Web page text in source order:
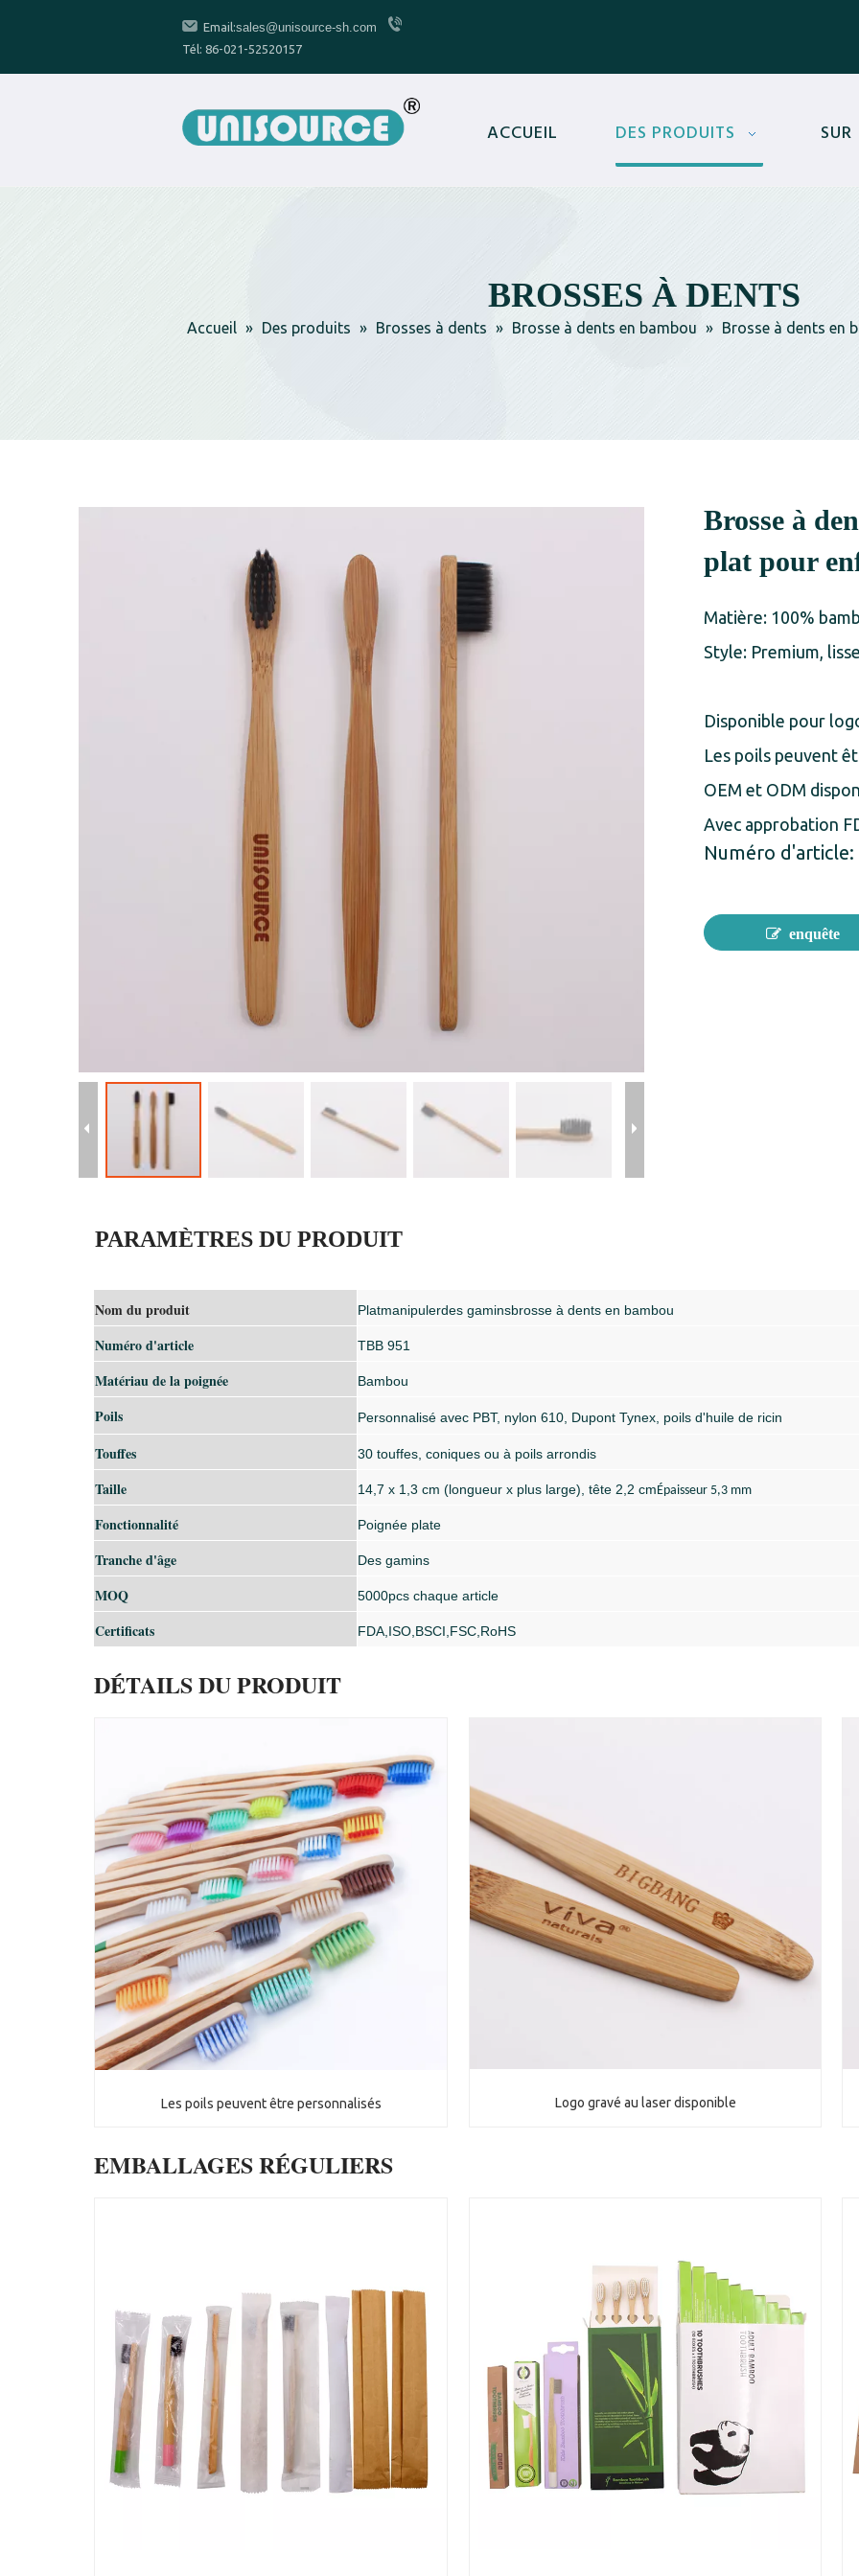
Email:sales@unisource-sh.com
Tél: 86-021-52520157
ACCUEIL DES PRODUITS SUR
BROSSES À DENTS
Accueil » Des produits » Brosses à dents » Brosse à dents en bambou » Brosse à dents en
Brosse à
plat pour
Matière: 100%
Style: Premium,
Disponible pour
Les poils peuvent
OEM et ODM
Avec approbation
Numéro d'article:
enquête
PARAMÈTRES DU PRODUIT
Nom du produit Platmanipulerdes gaminsbrosse à dents en bambou
Numéro d'article TBB 951
Matériau de la poignée Bambou
Poils Personnalisé avec PBT, nylon 610, Dupont Tynex, poils d'huile de ricin
Touffes 30 touffes, coniques ou à poils arrondis
Taille 14,7 x 1,3 cm (longueur x plus large), tête 2,2 cmÉpaisseur 5,3 mm
Fonctionnalité Poignée plate
Tranche d'âge Des gamins
MOQ 5000pcs chaque article
Certificats FDA ISO BSCI FSC RoHS
DÉTAILS DU PRODUIT
Les poils peuvent être personnalisés Logo gravé au laser disponible
EMBALLAGES RÉGULIERS